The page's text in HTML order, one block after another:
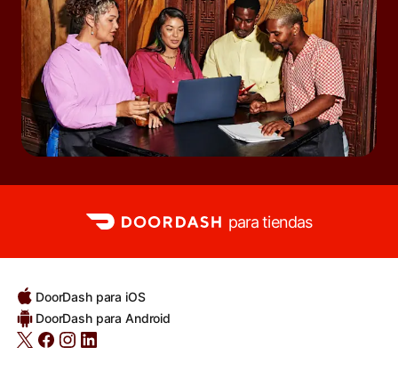
para tiendas
DoorDash para iOS
DoorDash para Android